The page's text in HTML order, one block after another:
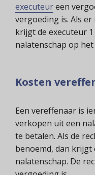
executeureen
vergoeding is. Als
krijgt de executeur
nalatenschap op
Kosten
Een vereffenaar is
verkopen uit een
te betalen. Als de
benoemd, dan krijgt
nalatenschap. De